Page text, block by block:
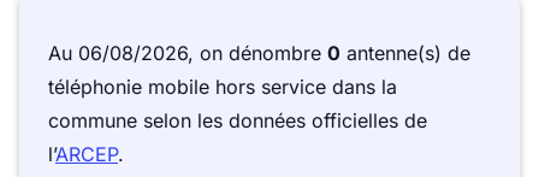
Au 06/08/2026, on dénombre 0 antenne(s) de
téléphonie mobile hors service dans la
commune selon les données officielles de
l’ARCEP.